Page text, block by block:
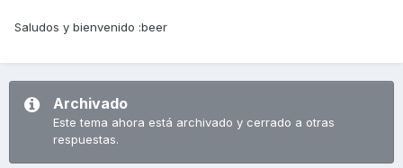
Saludos y bienvenido :beer
Archivado
Este tema ahora está archivado y cerrado a otras
respuestas.